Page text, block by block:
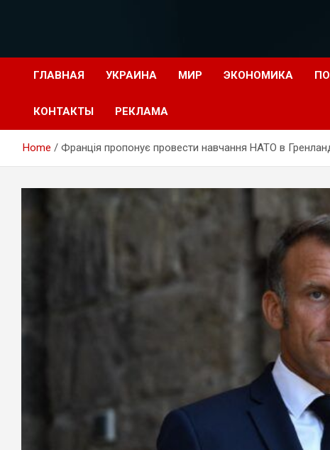
ГЛАВНАЯ УКРАИНА МИР ЭКОНОМИКА
КОНТАКТЫ РЕКЛАМА
Home Франція пропонує провести навчання НАТО в